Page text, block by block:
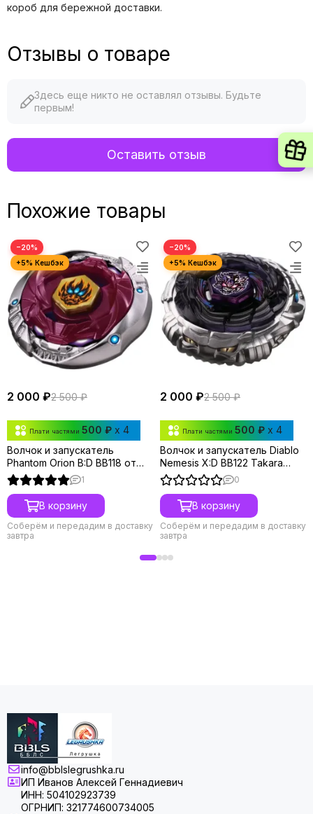
короб для бережной доставки.
Отзывы о товаре
Здесь еще никто не оставлял отзывы. Будьте
первым!
Оставить отзыв
Похожие товары
−20%
2 000 ₽2 500 ₽
Плати частями 500 ₽ x 4
Волчок и запускатель
Phantom Orion B:D BB118 от
Takara Tomy
1
В корзину
Соберём и передадим в доставку
завтра
−20%
2 000 ₽2 500 ₽
Плати частями 500 ₽ x 4
Волчок и запускатель Diablo
Nemesis X:D BB122 Takara
Tomy
0
В корзину
Соберём и передадим в доставку
завтра
info@bblslegrushka.ru
ИП Иванов Алексей Геннадиевич
ИНН: 504102923739
ОГРНИП: 321774600734005